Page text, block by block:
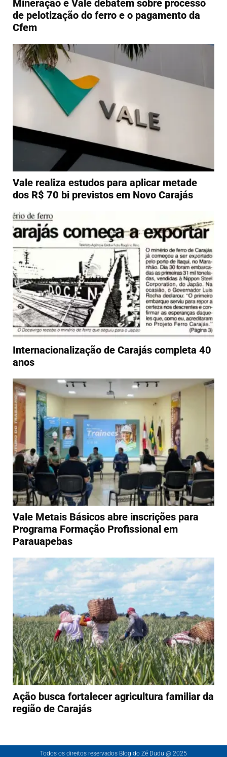
Mineração e Vale debatem sobre processo
de pelotização do ferro e o pagamento da
Cfem
Vale realiza estudos para aplicar metade
dos R$ 70 bi previstos em Novo Carajás
Internacionalização de Carajás completa 40
anos
Vale Metais Básicos abre inscrições para
Programa Formação Profissional em
Parauapebas
Ação busca fortalecer agricultura familiar da
região de Carajás
Todos os direitos reservados Blog do Zé Dudu @ 2025